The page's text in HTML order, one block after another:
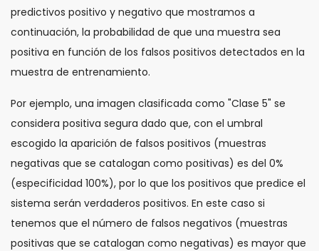
predictivos positivo y negativo que mostramos a
continuación, la probabilidad de que una muestra sea
positiva en función de los falsos positivos detectados en la
muestra de entrenamiento.
Por ejemplo, una imagen clasificada como "Clase 5" se
considera positiva segura dado que, con el umbral
escogido la aparición de falsos positivos (muestras
negativas que se catalogan como positivas) es del 0%
(especificidad 100%), por lo que los positivos que predice el
sistema serán verdaderos positivos. En este caso si
tenemos que el número de falsos negativos (muestras
positivas que se catalogan como negativas) es mayor que